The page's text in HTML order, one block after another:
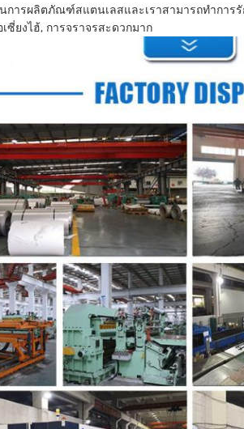
การผลิตภัณฑ์สแตนเลสและเราสามารถทำการ
ซี่ยงไฮ้, การจราจรสะดวกมาก